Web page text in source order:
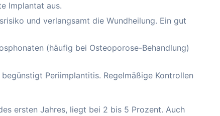
Implantat aus.
und verlangsamt die Wundheilung. Ein gut
(häufig bei Osteoporose-Behandlung)
Periimplantitis. Regelmäßige Kontrollen
ersten Jahres, liegt bei 2 bis 5 Prozent. Auch